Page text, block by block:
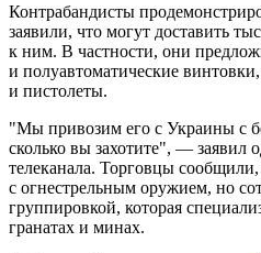
Контрабандисты
заявили, что могут доставить
к ним. В частности, они
и полуавтоматические
и пистолеты.
"Мы привозим его с Украины с
сколько вы захотите", — заявил
телеканала. Торговцы сообщили
с огнестрельным оружием, но
группировкой, которая
гранатах и минах.